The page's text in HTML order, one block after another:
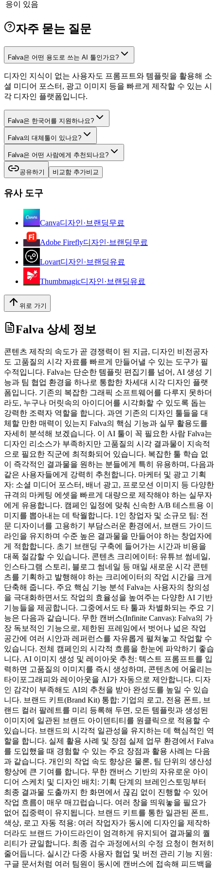
응이 있음
자주 묻는 질문
Falva은 어떤 용도로 쓰는 AI 툴인가요?
디자인 지식이 없는 사용자도 프롬프트와 템플릿을 활용해 소
셜 미디어 포스터, 광고 이미지 등을 빠르게 제작할 수 있는 시
각 디자인 플랫폼입니다.
Falva은 한국어를 지원하나요?
Falva의 대체툴이 있나요?
Falva은 어떤 사람에게 추천되나요?
공유하기 비교함 추가비교
유사 도구
Canva디자인·브랜딩무료
Adobe Firefly디자인·브랜딩무료
Lovart디자인·브랜딩유료
Thumbmagic디자인·브랜딩유료
위로 가기
Falva 상세 정보
콘텐츠 제작의 속도가 곧 경쟁력이 된 지금, 디자인 비전공자
도 고품질의 시각 자료를 빠르게 만들어낼 수 있는 도구가 필
수적입니다. Falva는 단순한 템플릿 편집기를 넘어, AI 생성 기
능과 팀 협업 환경을 하나로 통합한 차세대 시각 디자인 플랫
폼입니다. 기존의 복잡한 그래픽 소프트웨어를 다루지 못하더
라도, 누구나 머릿속의 아이디어를 시각화할 수 있도록 돕는
강력한 조력자 역할을 합니다. 과연 기존의 디자인 툴들을 대
체할 만한 매력이 있는지 Falva의 핵심 기능과 실무 활용도를
자세히 분석해 보겠습니다. 이 AI 툴이 꼭 필요한 사람 Falva는
디자인 리소스가 부족하지만 고품질의 시각 결과물이 지속적
으로 필요한 직군에 최적화되어 있습니다. 복잡한 툴 학습 없
이 즉각적인 결과물을 원하는 분들에게 특히 유용하며, 다음과
같은 사용자들에게 강력히 추천합니다. 마케터 및 광고 기획
자: 소셜 미디어 포스터, 배너 광고, 프로모션 이미지 등 다양한
규격의 마케팅 에셋을 빠르게 대량으로 제작해야 하는 실무자
에게 유용합니다. 캠페인 일정에 맞춰 신속한 A/B 테스트용 이
미지를 뽑아내는 데 탁월합니다. 1인 창업자 및 소규모 팀: 전
문 디자이너를 고용하기 부담스러운 환경에서, 브랜드 가이드
라인을 유지하며 수준 높은 결과물을 만들어야 하는 창업자에
게 적합합니다. 초기 브랜딩 구축에 들어가는 시간과 비용을
대폭 절감할 수 있습니다. 콘텐츠 크리에이터: 유튜브 썸네일,
인스타그램 스토리, 블로그 썸네일 등 매일 새로운 시각 콘텐
츠를 기획하고 발행해야 하는 크리에이터의 작업 시간을 크게
단축해 줍니다. 주요 핵심 기능 분석 Falva는 사용자의 창의성
을 극대화하면서도 작업의 효율성을 높여주는 다양한 AI 기반
기능들을 제공합니다. 그중에서도 타 툴과 차별화되는 주요 기
능은 다음과 같습니다. 무한 캔버스(Infinite Canvas): Falva의 가
장 독보적인 기능으로, 제한된 프레임에서 벗어나 넓은 작업
공간에 여러 시안과 레퍼런스를 자유롭게 펼쳐놓고 작업할 수
있습니다. 전체 캠페인의 시각적 흐름을 한눈에 파악하기 좋습
니다. AI 이미지 생성 및 레이아웃 추천: 텍스트 프롬프트를 입
력하면 고품질의 이미지를 즉시 생성하며, 콘텐츠에 어울리는
타이포그래피와 레이아웃을 AI가 자동으로 제안합니다. 디자
인 감각이 부족해도 AI의 추천을 받아 완성도를 높일 수 있습
니다. 브랜드 키트(Brand Kit) 통합: 기업의 로고, 전용 폰트, 브
랜드 컬러 팔레트를 미리 등록해 두면, 모든 템플릿과 생성된
이미지에 일관된 브랜드 아이덴티티를 원클릭으로 적용할 수
있습니다. 브랜드의 시각적 일관성을 유지하는 데 핵심적인 역
할을 합니다. 실제 활용 사례 및 장점 실제 업무 환경에서 Falva
를 도입했을 때 경험할 수 있는 주요 장점과 활용 사례는 다음
과 같습니다. 개인의 작업 속도 향상은 물론, 팀 단위의 생산성
향상에 큰 기여를 합니다. 무한 캔버스 기반의 자유로운 아이
디어 스케치 및 디자인 배치: 기획 단계의 브레인스토밍부터
최종 결과물 도출까지 한 화면에서 끊김 없이 진행할 수 있어
작업 흐름이 매우 매끄럽습니다. 여러 창을 띄워놓을 필요가
없어 집중력이 유지됩니다. 브랜드 키트를 통한 일관된 폰트,
색상, 로고 자동 적용: 여러 작업자가 동시에 디자인을 제작하
더라도 브랜드 가이드라인이 엄격하게 유지되어 결과물의 퀄
리티가 균일합니다. 최종 검수 과정에서의 수정 요청이 현저히
줄어듭니다. 실시간 다중 사용자 협업 및 버전 관리 기능 지원:
구글 문서처럼 여러 팀원이 동시에 캔버스에 접속해 피드백을